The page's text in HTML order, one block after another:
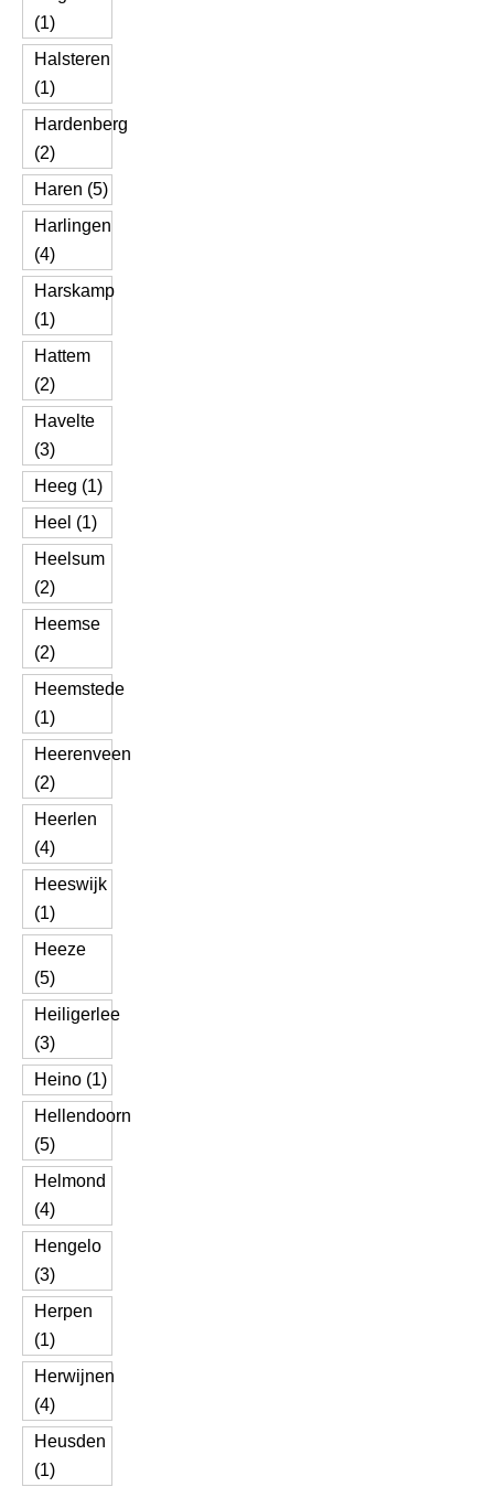
(1)
Halsteren
(1)
Hardenberg
(2)
Haren (5)
Harlingen
(4)
Harskamp
(1)
Hattem
(2)
Havelte
(3)
Heeg (1)
Heel (1)
Heelsum
(2)
Heemse
(2)
Heemstede
(1)
Heerenveen
(2)
Heerlen
(4)
Heeswijk
(1)
Heeze
(5)
Heiligerlee
(3)
Heino (1)
Hellendoorn
(5)
Helmond
(4)
Hengelo
(3)
Herpen
(1)
Herwijnen
(4)
Heusden
(1)